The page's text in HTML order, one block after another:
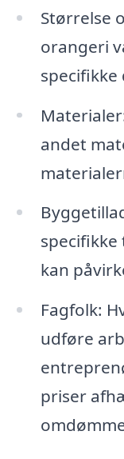
Størrelse
orangeri
specifikke
andet
specifikke
kan
Fagfolk:
udføre
priser